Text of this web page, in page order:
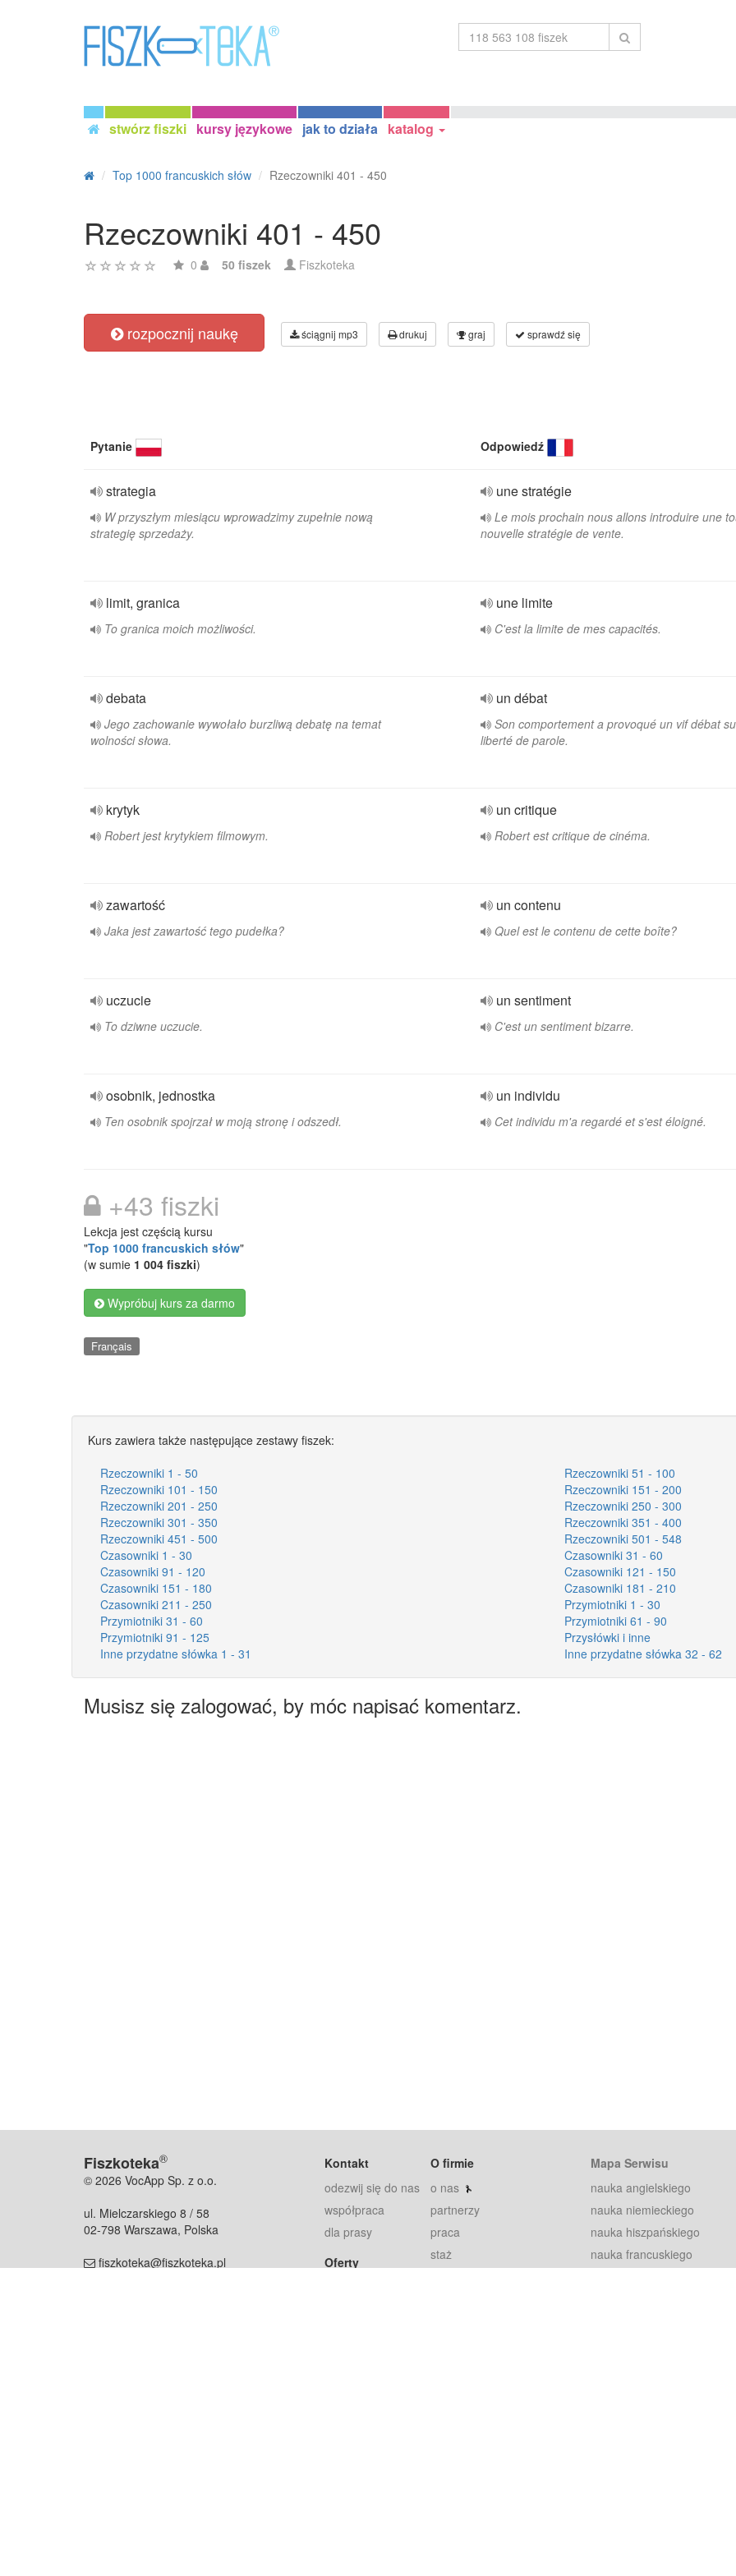
stwórz fiszki kursy językowe jak to działa katalog
Top 1000 francuskich słów Rzeczowniki 401 - 450
Rzeczowniki 401 - 450
0 50 fiszek Fiszkoteka
rozpocznij naukę ściągnij mp3 drukuj graj sprawdź się
Pytanie Odpowiedź
strategia
W przyszłym miesiącu wprowadzimy zupełnie nową
strategię sprzedaży.
une stratégie
Le mois prochain nous allons introduire une
nouvelle stratégie de vente.
limit, granica
To granica moich możliwości.
une limite
C'est la limite de mes capacités.
debata
Jego zachowanie wywołało burzliwą debatę na temat
wolności słowa.
un débat
Son comportement a provoqué un vif débat
liberté de parole.
krytyk
Robert jest krytykiem filmowym.
un critique
Robert est critique de cinéma.
zawartość
Jaka jest zawartość tego pudełka?
un contenu
Quel est le contenu de cette boîte?
uczucie
To dziwne uczucie.
un sentiment
C'est un sentiment bizarre.
osobnik, jednostka
Ten osobnik spojrzał w moją stronę i odszedł.
un individu
Cet individu m'a regardé et s'est éloigné.
+43 fiszki
Lekcja jest częścią kursu
"Top 1000 francuskich słów"
(w sumie 1 004 fiszki)
Wypróbuj kurs za darmo
Français
Kurs zawiera także następujące zestawy fiszek:
Rzeczowniki 1 - 50
Rzeczowniki 51 - 100
Rzeczowniki 101 - 150
Rzeczowniki 151 - 200
Rzeczowniki 201 - 250
Rzeczowniki 250 - 300
Rzeczowniki 301 - 350
Rzeczowniki 351 - 400
Rzeczowniki 451 - 500
Rzeczowniki 501 - 548
Czasowniki 1 - 30
Czasowniki 31 - 60
Czasowniki 91 - 120
Czasowniki 121 - 150
Czasowniki 151 - 180
Czasowniki 181 - 210
Czasowniki 211 - 250
Przymiotniki 1 - 30
Przymiotniki 31 - 60
Przymiotniki 61 - 90
Przymiotniki 91 - 125
Przysłówki i inne
Inne przydatne słówka 1 - 31
Inne przydatne słówka 32 - 62
Musisz się zalogować, by móc napisać komentarz.
Fiszkoteka®
© 2026 VocApp Sp. z o.o.
ul. Mielczarskiego 8 / 58
02-798 Warszawa, Polska
fiszkoteka@fiszkoteka.pl
Kontakt
odezwij się do nas
współpraca
dla prasy
Oferty
O firmie
o nas
partnerzy
praca
staż
Mapa Serwisu
nauka angielskiego
nauka niemieckiego
nauka hiszpańskiego
nauka francuskiego